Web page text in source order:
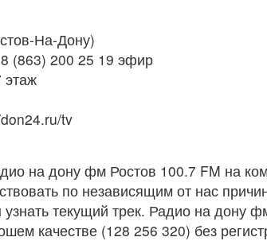
На-Дону)
(863) 200 25 19 эфир
этаж
tv
на дону фм Ростов 100.7 FM на
по независящим от нас
текущий трек. Радио на дону
качестве (128 256 320) без